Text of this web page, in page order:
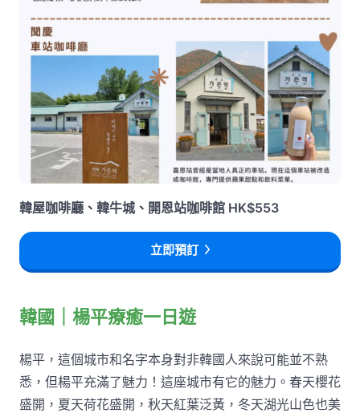
韓屋咖啡廳、韓牛城、開恩站咖啡館 HK$553
立即預訂
韓國｜楊平療癒一日遊
楊平，這個城市和名字本身對非韓國人來說可能並不熟
悉，但楊平充滿了魅力！這座城市有它的魅力。春天櫻花
盛開，夏天荷花盛開，秋天紅葉泛黃，冬天湖光山色也美